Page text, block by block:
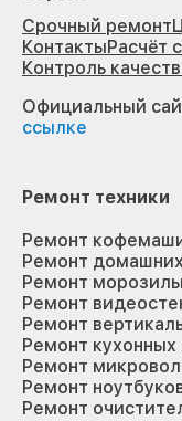
Срочный ремонт
КонтактыРасчёт
Контроль
Официальный
ссылке
Ремонт техники
Ремонт
Ремонт
Ремонт
Ремонт
Ремонт
Ремонт
Ремонт
Ремонт
Ремонт